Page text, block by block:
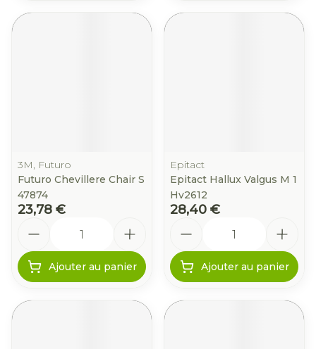
3M, Futuro
Futuro Chevillere Chair S
47874
23,78 €
Ajouter au panier
Epitact
Epitact Hallux Valgus M 1
Hv2612
28,40 €
Ajouter au panier